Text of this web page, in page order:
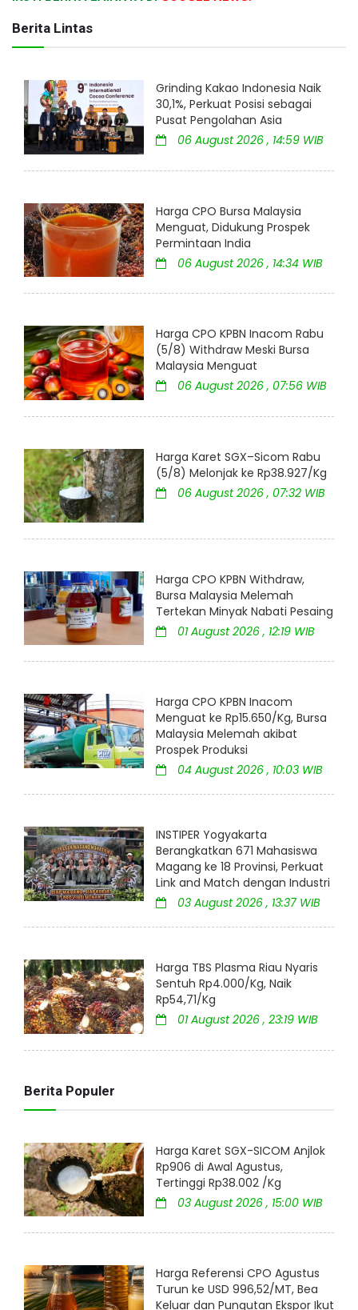
Berita Lintas
Grinding Kakao Indonesia Naik
30,1%, Perkuat Posisi sebagai
Pusat Pengolahan Asia
06 August 2026 , 14:59 WIB
Harga CPO Bursa Malaysia
Menguat, Didukung Prospek
Permintaan India
06 August 2026 , 14:34 WIB
Harga CPO KPBN Inacom Rabu
(5/8) Withdraw Meski Bursa
Malaysia Menguat
06 August 2026 , 07:56 WIB
Harga Karet SGX–Sicom Rabu
(5/8) Melonjak ke Rp38.927/Kg
06 August 2026 , 07:32 WIB
Harga CPO KPBN Withdraw,
Bursa Malaysia Melemah
Tertekan Minyak Nabati Pesaing
01 August 2026 , 12:19 WIB
Harga CPO KPBN Inacom
Menguat ke Rp15.650/Kg, Bursa
Malaysia Melemah akibat
Prospek Produksi
04 August 2026 , 10:03 WIB
INSTIPER Yogyakarta
Berangkatkan 671 Mahasiswa
Magang ke 18 Provinsi, Perkuat
Link and Match dengan Industri
03 August 2026 , 13:37 WIB
Harga TBS Plasma Riau Nyaris
Sentuh Rp4.000/Kg, Naik
Rp54,71/Kg
01 August 2026 , 23:19 WIB
Berita Populer
Harga Karet SGX-SICOM Anjlok
Rp906 di Awal Agustus,
Tertinggi Rp38.002 /Kg
03 August 2026 , 15:00 WIB
Harga Referensi CPO Agustus
Turun ke USD 996,52/MT, Bea
Keluar dan Pungutan Ekspor Ikut